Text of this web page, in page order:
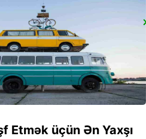
SEIXAL
- PORTUGAL
Etmək üçün Ən Yaxşı